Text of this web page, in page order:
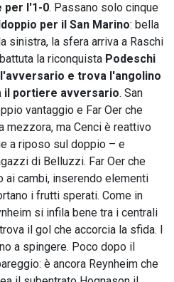
per l'1-0. Passano solo cinque
per il San Marino: bella
sinistra, la sfera arriva a Raschi
la riconquista Podeschi
e trova l'angolino
il portiere avversario. San
vantaggio e Far Oer che
mezzora, ma Cenci è reattivo
a riposo sul doppio – e
di Belluzzi. Far Oer che
ai cambi, inserendo elementi
i frutti sperati. Come in
si infila bene tra i centrali
il gol che accorcia la sfida. I
a spingere. Poco dopo il
è ancora Reynheim che